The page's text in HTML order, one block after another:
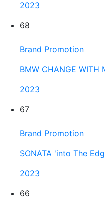
2023
68
Brand Promotion
BMW CHANGE WITH
2023
67
Brand Promotion
SONATA 'into The
2023
66